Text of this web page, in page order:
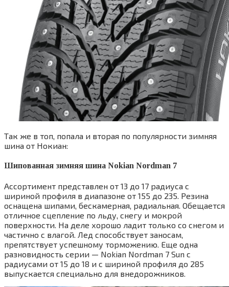
Так же в топ, попала и вторая по популярности зимняя
шина от Нокиан:
Шипованная зимняя шина Nokian Nordman 7
Ассортимент представлен от 13 до 17 радиуса с
шириной профиля в диапазоне от 155 до 235. Резина
оснащена шипами, бескамерная, радиальная. Обещается
отличное сцепление по льду, снегу и мокрой
поверхности. На деле хорошо ладит только со снегом и
частично с влагой. Лед способствует заносам,
препятствует успешному торможению. Еще одна
разновидность серии — Nokian Nordman 7 Sun с
радиусами от 15 до 18 и с шириной профиля до 285
выпускается специально для внедорожников.